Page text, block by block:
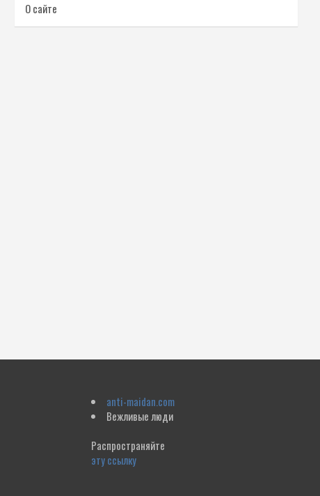
О сайте
anti-maidan.com
Вежливые люди
Распространяйте
эту ссылку